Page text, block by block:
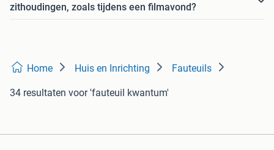
zithoudingen, zoals tijdens een filmavond?
Home Huis en Inrichting Fauteuils
34 resultaten voor 'fauteuil kwantum'